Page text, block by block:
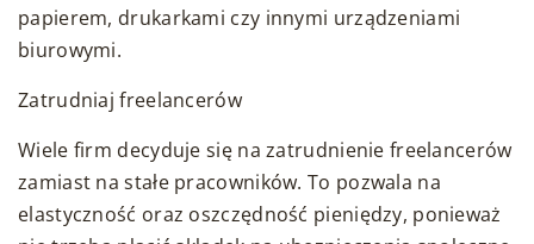
papierem, drukarkami czy innymi urządzeniami
biurowymi.
Zatrudniaj freelancerów
Wiele firm decyduje się na zatrudnienie freelancerów
zamiast na stałe pracowników. To pozwala na
elastyczność oraz oszczędność pieniędzy, ponieważ